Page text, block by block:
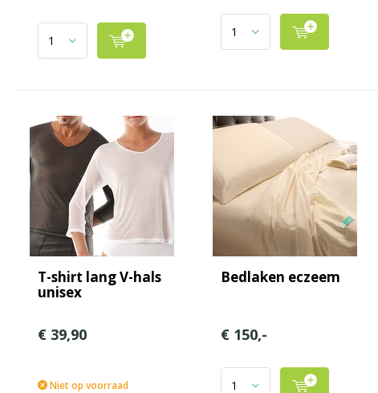
T-shirt lang V-hals
unisex
€ 39,90
Niet op voorraad
Bedlaken eczeem
€ 150,-